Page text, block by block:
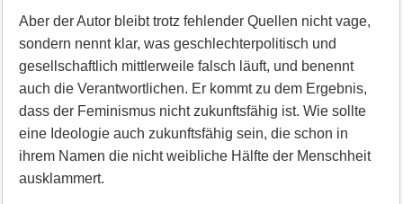
Aber der Autor bleibt trotz fehlender Quellen nicht vage,
sondern nennt klar, was geschlechterpolitisch und
gesellschaftlich mittlerweile falsch läuft, und benennt
auch die Verantwortlichen. Er kommt zu dem Ergebnis,
dass der Feminismus nicht zukunftsfähig ist. Wie sollte
eine Ideologie auch zukunftsfähig sein, die schon in
ihrem Namen die nicht weibliche Hälfte der Menschheit
ausklammert.